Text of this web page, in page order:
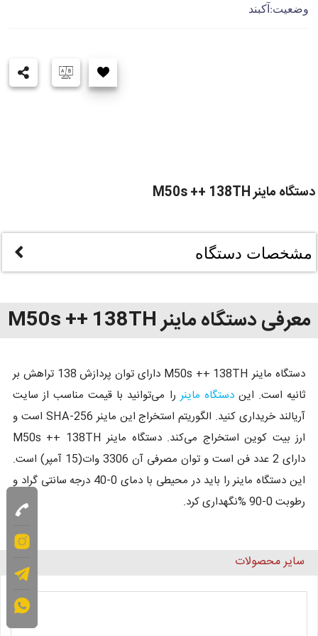
وضعیت:آکبند
دستگاه ماینر M50s ++ 138TH
مشخصات دستگاه
معرفی دستگاه ماینر M50s ++ 138TH
دستگاه ماینر M50s ++ 138TH دارای توان پردازش 138 تراهش بر
ثانیه است. ایندستگاه ماینر را می‌توانید با قیمت مناسب از سایت
آریالند خریداری کنید. الگوریتم استخراج این ماینر SHA-256 است و
ارز بیت کوین استخراج می‌کند. دستگاه ماینر M50s ++ 138TH
دارای 2 عدد فن است و توان مصرفی آن 3306 وات(15 آمپر) است.
این دستگاه ماینر را باید در محیطی با دمای 0-40 درجه سانتی گراد و
رطوبت 0-90 %نگهداری کرد.
سایر محصولات